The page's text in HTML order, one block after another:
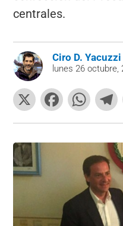
centrales.
Ciro D. Yacuzzi
lunes 26 octubre,
X
F
a
c
o
W
h
at
s
A
p
p